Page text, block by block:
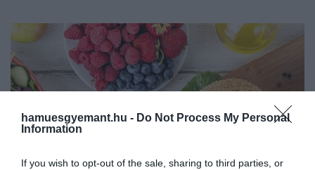
hamuesgyemant.hu - Do Not Process My Personal
Information
If you wish to opt-out of the sale, sharing to third parties, or